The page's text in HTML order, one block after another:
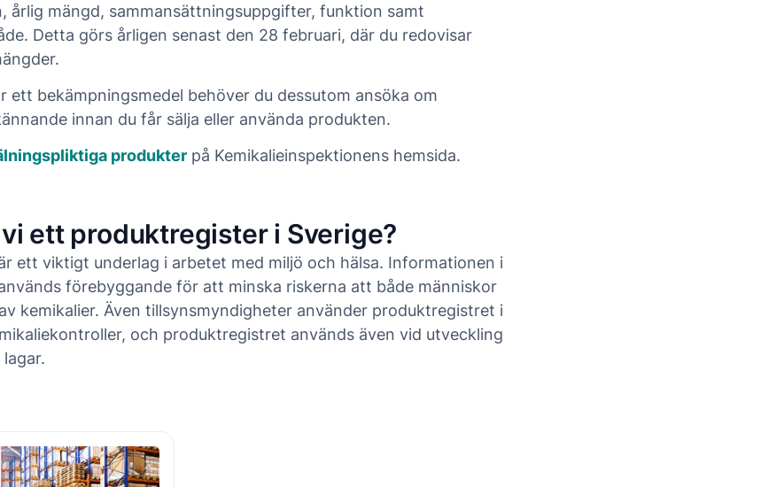
årlig mängd, sammansättningsuppgifter, funktion samt
Detta görs årligen senast den 28 februari, där du redovisar
ett bekämpningsmedel behöver du dessutom ansöka om
innan du får sälja eller använda produkten.
produkter på Kemikalieinspektionens hemsida.
ett produktregister i Sverige?
ett viktigt underlag i arbetet med miljö och hälsa. Informationen i
förebyggande för att minska riskerna att både människor
kemikalier. Även tillsynsmyndigheter använder produktregistret i
och produktregistret används även vid utveckling